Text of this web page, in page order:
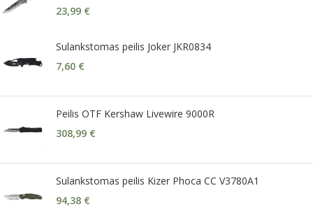
23,99 €
Sulankstomas peilis Joker JKR0834
7,60 €
Peilis OTF Kershaw Livewire 9000R
308,99 €
Sulankstomas peilis Kizer Phoca CC V3780A1
94,38 €